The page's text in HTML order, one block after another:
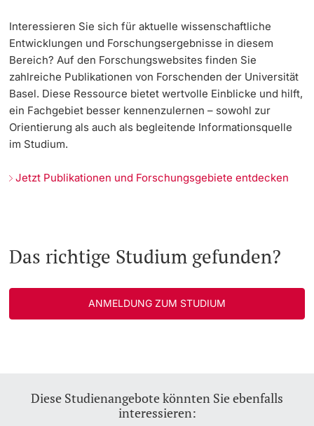
Interessieren Sie sich für aktuelle wissenschaftliche
Entwicklungen und Forschungsergebnisse in diesem
Bereich? Auf den Forschungswebsites finden Sie
zahlreiche Publikationen von Forschenden der Universität
Basel. Diese Ressource bietet wertvolle Einblicke und hilft,
ein Fachgebiet besser kennenzulernen – sowohl zur
Orientierung als auch als begleitende Informationsquelle
im Studium.
Jetzt Publikationen und Forschungsgebiete entdecken
Das richtige Studium gefunden?
ANMELDUNG ZUM STUDIUM
Diese Studienangebote könnten Sie ebenfalls
interessieren: